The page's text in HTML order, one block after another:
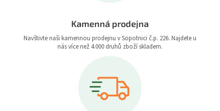
Kamenná prodejna
Navštivte naši kamennou prodejnu v Sopotnici č.p. 226. Najdete u
nás více než 4.000 druhů zboží skladem.